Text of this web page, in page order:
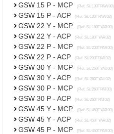
GSW 15 P - MCP (Ref. SU130TPAW00)
GSW 15 P - ACP (Ref. SU130TPAW02)
GSW 22 Y - MCP (Ref. SU180TYAR00)
GSW 22 Y - ACP (Ref. SU180TYAR02)
GSW 22 P - MCP (Ref. SU200TPAR00)
GSW 22 P - ACP (Ref. SU200TPAR02)
GSW 30 Y - MCP (Ref. SU260TYAU00)
GSW 30 Y - ACP (Ref. SU260TYAU02)
GSW 30 P - MCP (Ref. SU260TPAT00)
GSW 30 P - ACP (Ref. SU260TPAT02)
GSW 45 Y - MCP (Ref. SU450TYAR00)
GSW 45 Y - ACP (Ref. SU450TYAR02)
GSW 45 P - MCP (Ref. SU450TPAR00)